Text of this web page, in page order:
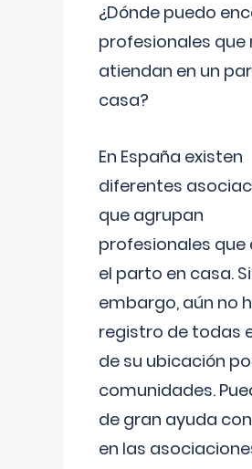
¿Dónde puedo
profesionales que
atiendan en un
casa?
En España existen
diferentes
que agrupan
profesionales que
el parto en casa.
embargo, aún no
registro de todas
de su ubicación
comunidades.
de gran ayuda
en las